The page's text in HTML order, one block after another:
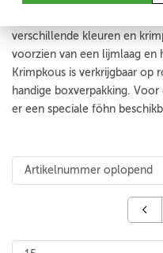
Verkrijgbaar in dik-, middel-
verschillende kleuren en
voorzien van een lijmlaag en
Krimpkous is verkrijgbaar op
handige boxverpakking.
er een speciale föhn